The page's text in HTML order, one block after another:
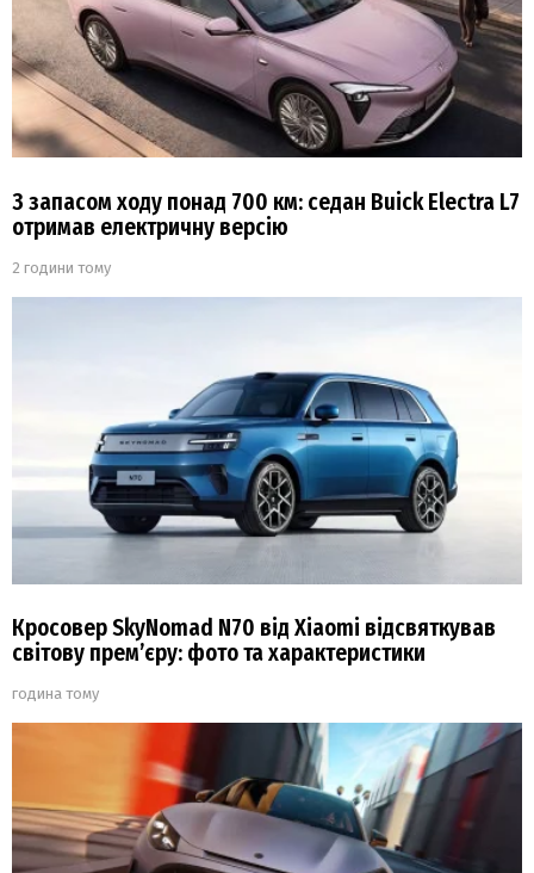
З запасом ходу понад 700 км: седан Buick Electra L7
отримав електричну версію
2 години тому
Кросовер SkyNomad N70 від Xiaomi відсвяткував
світову прем’єру: фото та характеристики
година тому